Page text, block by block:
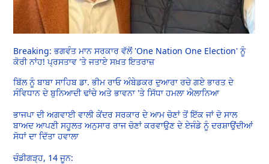
Breaking: ਭਗਵੰਤ ਮਾਨ ਸਰਕਾਰ ਵੱਲੋਂ 'One Nation One Election' ਨੂੰ
ਕੋਰੀ ਨਾਂਹ! ਪ੍ਰਸਤਾਵ 'ਤੇ ਜਤਾਏ ਸਖ਼ਤ ਇਤਰਾਜ਼
ਬਿੱਲ ਨੂੰ ਬਾਬਾ ਸਾਹਿਬ ਡਾ. ਭੀਮ ਰਾਓ ਅੰਬੇਡਕਰ ਦੁਆਰਾ ਰਚੇ ਗਏ ਭਾਰਤ ਦੇ
ਸੰਵਿਧਾਨ ਦੇ ਬੁਨਿਆਦੀ ਢਾਂਚੇ ਅਤੇ ਭਾਵਨਾ 'ਤੇ ਸਿੱਧਾ ਹਮਲਾ ਐਲਾਨਿਆ
ਭਾਜਪਾ ਦੀ ਅਗਵਾਈ ਵਾਲੀ ਕੇਂਦਰ ਸਰਕਾਰ ਦੇ ਆਮ ਚੋਣਾਂ ਤੋਂ ਇੱਕ ਜਾਂ ਦੋ ਸਾਲ
ਬਾਅਦ ਆਪਣੀ ਸਹੂਲਤ ਅਨੁਸਾਰ ਰਾਜ ਚੋਣਾਂ ਕਰਵਾਉਣ ਦੇ ਏਜੰਡੇ ਨੂੰ ਦਰਸ਼ਾਉਂਦੀਆਂ
ਸੋਧਾਂ ਦਾ ਦਿੱਤਾ ਹਵਾਲਾ
ਚੰਡੀਗੜ੍ਹ, 14 ਜੂਨ: